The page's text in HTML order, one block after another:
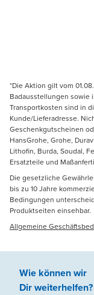
*Die Aktion gilt vom
Badausstellungen sowie
Transportkosten sind in
Kunde/Lieferadresse.
Geschenkgutscheinen
HansGrohe, Grohe,
Lithofin, Burda, Soudal,
Ersatzteile und
Die gesetzliche
bis zu 10 Jahre
Bedingungen
Produktseiten einsehbar.
Allgemeine
Wie können wir
Dir weiterhelfen?